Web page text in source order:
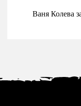
Ваня Колева